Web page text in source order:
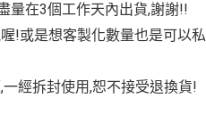
量在3個工作天內出貨,謝謝!!
!或是想客製化數量也是可以私
經拆封使用,恕不接受退換貨!